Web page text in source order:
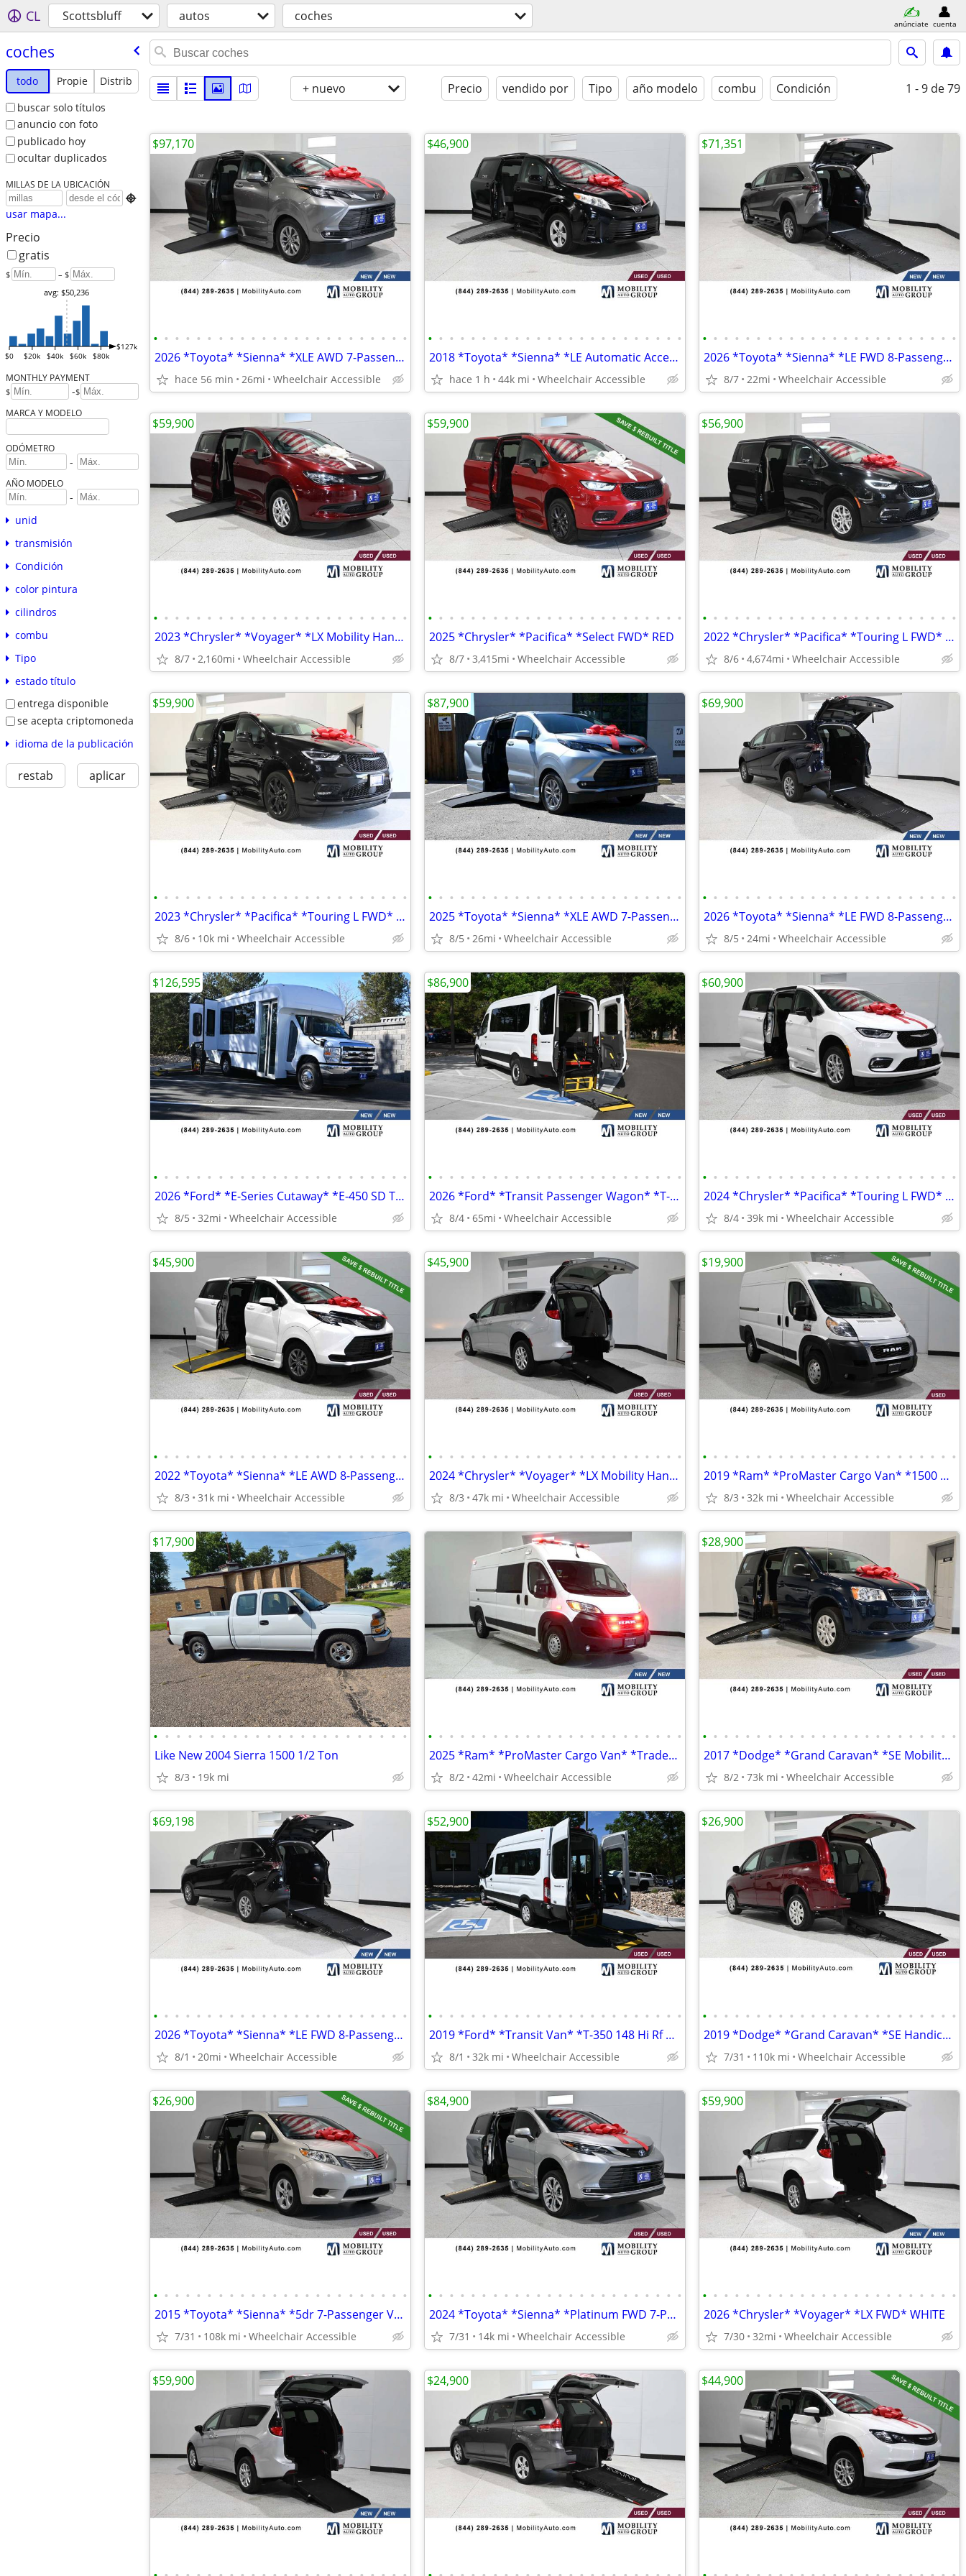
CL Scottsbluff autos coches anúnciate cuenta
coches
todo Propie
Distrib
buscar solo títulos
anuncio con foto
publicado hoy
ocultar duplicados
MILLAS DE LA UBICACIÓN

usar mapa...
Precio
gratis
$ – $
$0 $20k $40k $60k $80k
$127k
avg: $50,236
MONTHLY PAYMENT
$ -$
MARCA Y MODELO
ODÓMETRO
-
AÑO MODELO
-
unid
transmisión
Condición
color pintura
cilindros
combu
Tipo
estado título
entrega disponible
se acepta criptomoneda
idioma de la publicación
restab aplicar
+ nuevo Precio vendido por Tipo año modelo combu Condición 1 - 9 de 79
• • • • • • • • • • • • • • • • • • • • • • • •
2026 *Toyota* *Sienna* *XLE AWD 7-Passenger* GRAY
hace 56 min 26mi Wheelchair Accessible
$97,170
• • • • • • • • • • • • • • • • • • • • • • • •
2018 *Toyota* *Sienna* *LE Automatic Access Seat FWD 7-
hace 1 h 44k mi Wheelchair Accessible
$46,900
• • • • • • • • • • • • • • • • • • • • • • • •
2026 *Toyota* *Sienna* *LE FWD 8-Passenger* GRAY
8/7 22mi Wheelchair Accessible
$71,351
• • • • • • • • • • • • • • • • • • • • • • • •
2023 *Chrysler* *Voyager* *LX Mobility Handicap Van*
8/7 2,160mi Wheelchair Accessible
$59,900
• • • • • • • • • • • • • • • • • • • • • • • •
2025 *Chrysler* *Pacifica* *Select FWD* RED
8/7 3,415mi Wheelchair Accessible
$59,900
• • • • • • • • • • • • • • • • • • • • • • • •
2022 *Chrysler* *Pacifica* *Touring L FWD* BLACK
8/6 4,674mi Wheelchair Accessible
$56,900
• • • • • • • • • • • • • • • • • • • • • • • •
2023 *Chrysler* *Pacifica* *Touring L FWD* BLACK
8/6 10k mi Wheelchair Accessible
$59,900
• • • • • • • • • • • • • • • • • • • • • • • •
2025 *Toyota* *Sienna* *XLE AWD 7-Passenger* SILVER
8/5 26mi Wheelchair Accessible
$87,900
• • • • • • • • • • • • • • • • • • • • • • • •
2026 *Toyota* *Sienna* *LE FWD 8-Passenger* BLUE
8/5 24mi Wheelchair Accessible
$69,900
• • • • • • • • • • • • • • • • • • • • • • • •
2026 *Ford* *E-Series Cutaway* *E-450 SD TPSV Mobility
8/5 32mi Wheelchair Accessible
$126,595
• • • • • • • • • • • • • • • • • • • • • • • •
2026 *Ford* *Transit Passenger Wagon* *T-350 148 Med Ro
8/4 65mi Wheelchair Accessible
$86,900
• • • • • • • • • • • • • • • • • • • • • • • •
2024 *Chrysler* *Pacifica* *Touring L FWD* WHITE
8/4 39k mi Wheelchair Accessible
$60,900
• • • • • • • • • • • • • • • • • • • • • • • •
2022 *Toyota* *Sienna* *LE AWD 8-Passenger* WHITE
8/3 31k mi Wheelchair Accessible
$45,900
• • • • • • • • • • • • • • • • • • • • • • • •
2024 *Chrysler* *Voyager* *LX Mobility Handicap Van*
8/3 47k mi Wheelchair Accessible
$45,900
• • • • • • • • • • • • • • • • • • • • • • • •
2019 *Ram* *ProMaster Cargo Van* *1500 High Roof 136 WB
8/3 32k mi Wheelchair Accessible
$19,900
• • • • • • • • • • • • • • • • • • • • • • •
Like New 2004 Sierra 1500 1/2 Ton
8/3 19k mi
$17,900
• • • • • • • • • • • • • • • • • • • • • • • •
2025 *Ram* *ProMaster Cargo Van* *Tradesman* WHITE
8/2 42mi Wheelchair Accessible
• • • • • • • • • • • • • • • • • • • • • • • •
2017 *Dodge* *Grand Caravan* *SE Mobility Handicap Van
8/2 73k mi Wheelchair Accessible
$28,900
• • • • • • • • • • • • • • • • • • • • • • • •
2026 *Toyota* *Sienna* *LE FWD 8-Passenger* BLACK
8/1 20mi Wheelchair Accessible
$69,198
• • • • • • • • • • • • • • • • • • • • • • • •
2019 *Ford* *Transit Van* *T-350 148 Hi Rf 9500 GVWR Sl
8/1 32k mi Wheelchair Accessible
$52,900
• • • • • • • • • • • • • • • • • • • • • • • •
2019 *Dodge* *Grand Caravan* *SE Handicap Mobility Van
7/31 110k mi Wheelchair Accessible
$26,900
• • • • • • • • • • • • • • • • • • • • • • • •
2015 *Toyota* *Sienna* *5dr 7-Passenger Van LE FWD Mobi
7/31 108k mi Wheelchair Accessible
$26,900
• • • • • • • • • • • • • • • • • • • • • • • •
2024 *Toyota* *Sienna* *Platinum FWD 7-Passenger* SI
7/31 14k mi Wheelchair Accessible
$84,900
• • • • • • • • • • • • • • • • • • • • • • • •
2026 *Chrysler* *Voyager* *LX FWD* WHITE
7/30 32mi Wheelchair Accessible
$59,900
$59,900 $24,900 $44,900